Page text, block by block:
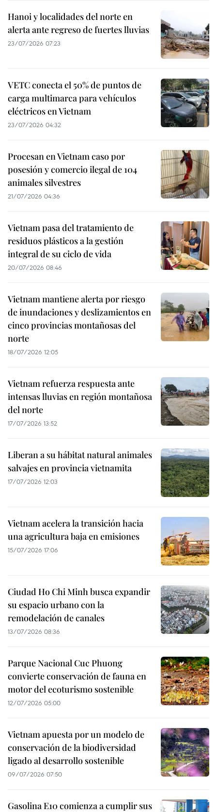
Hanoi y localidades del norte en
alerta ante regreso de fuertes lluvias
23/07/2026 07:23
VETC conecta el 50% de puntos de
carga multimarca para vehículos
eléctricos en Vietnam
23/07/2026 04:32
Procesan en Vietnam caso por
posesión y comercio ilegal de 104
animales silvestres
21/07/2026 04:36
Vietnam pasa del tratamiento de
residuos plásticos a la gestión
integral de su ciclo de vida
20/07/2026 08:46
Vietnam mantiene alerta por riesgo
de inundaciones y deslizamientos en
cinco provincias montañosas del
norte
18/07/2026 12:05
Vietnam refuerza respuesta ante
intensas lluvias en región montañosa
del norte
17/07/2026 13:52
Liberan a su hábitat natural animales
salvajes en provincia vietnamita
17/07/2026 12:03
Vietnam acelera la transición hacia
una agricultura baja en emisiones
15/07/2026 17:06
Ciudad Ho Chi Minh busca expandir
su espacio urbano con la
remodelación de canales
13/07/2026 08:36
Parque Nacional Cuc Phuong
convierte conservación de fauna en
motor del ecoturismo sostenible
12/07/2026 05:00
Vietnam apuesta por un modelo de
conservación de la biodiversidad
ligado al desarrollo sostenible
09/07/2026 07:50
Gasolina E10 comienza a cumplir sus